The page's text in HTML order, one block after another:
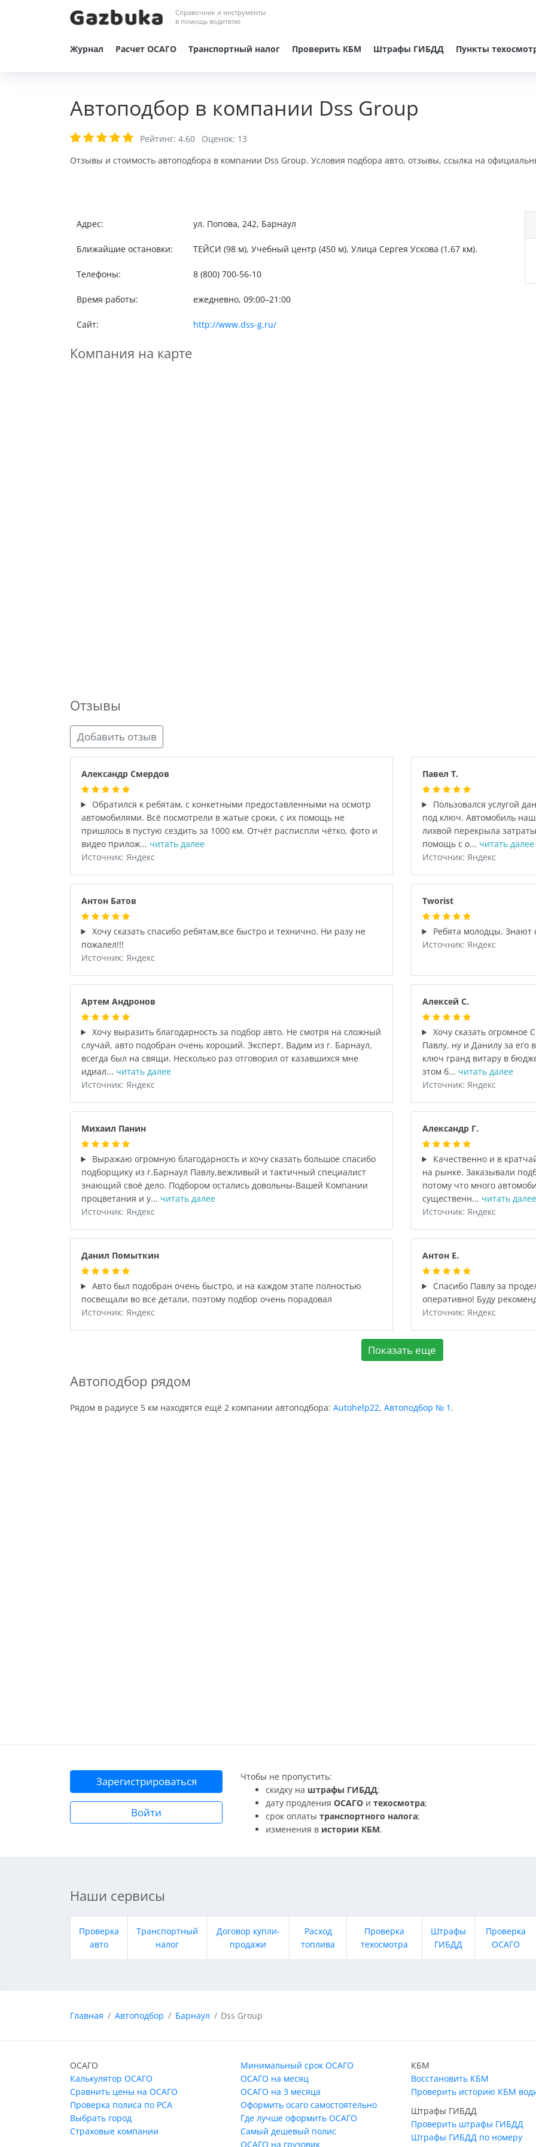
Справочник и инструменты
в помощь водителю
Журнал Расчет ОСАГО Транспортный налог Проверить КБМ Штрафы ГИБДД Пункты
Автоподбор в компании Dss Group
Рейтинг: 4.60 Оценок: 13
Отзывы и стоимость автоподбора в компании Dss Group. Условия подбора авто, отзывы, ссылка на
Адрес: ул. Попова, 242, Барнаул
Ближайшие остановки: ТЕЙСИ (98 м), Учебный центр (450 м), Улица Сергея Ускова (1,67 км).
Телефоны: 8 (800) 700-56-10
Время работы: ежедневно, 09:00–21:00
Сайт: http://www.dss-g.ru/
Компания на карте
Отзывы
Добавить отзыв
Александр Смердов
Обратился к ребятам, с конкетными предоставленными на осмотр
автомобилями. Всё посмотрели в жатые сроки, с их помощь не
пришлось в пустую сездить за 1000 км. Отчёт расписпли чётко, фото и
видео прилож... читать далее
Источник: Яндекс
Павел Т.
Пользовался услугой
под ключ. Автомобиль
лихвой перекрыла
помощь с о... читать далее
Источник: Яндекс
Антон Батов
Хочу сказать спасибо ребятам,все быстро и технично. Ни разу не
пожалел!!!
Источник: Яндекс
Tworist
Ребята молодцы. Знают
Источник: Яндекс
Артем Андронов
Хочу выразить благодарность за подбор авто. Не смотря на сложный
случай, авто подобран очень хороший. Эксперт, Вадим из г. Барнаул,
всегда был на свящи. Несколько раз отговорил от казавшихся мне
идиал... читать далее
Источник: Яндекс
Алексей С.
Хочу сказать огромное
Павлу, ну и Данилу за его
ключ гранд витару в
этом б... читать далее
Источник: Яндекс
Михаил Панин
Выражаю огромную благодарность и хочу сказать большое спасибо
подборщику из г.Барнаул Павлу,вежливый и тактичный специалист
знающий своё дело. Подбором остались довольны-Вашей Компании
процветания и у... читать далее
Источник: Яндекс
Александр Г.
Качественно и в
на рынке. Заказывали
потому что много
существенн... читать далее
Источник: Яндекс
Данил Помыткин
Авто был подобран очень быстро, и на каждом этапе полностью
посвещали во все детали, поэтому подбор очень порадовал
Источник: Яндекс
Антон Е.
Спасибо Павлу за
оперативно! Буду
Источник: Яндекс
Показать еще
Автоподбор рядом
Рядом в радиусе 5 км находятся ещё 2 компании автоподбора: Autohelp22, Автоподбор № 1 .
Зарегистрироваться
Войти
Чтобы не пропустить:
скидку на штрафы ГИБДД;
дату продления ОСАГО и техосмотра;
срок оплаты транспортного налога;
изменения в истории КБМ.
Наши сервисы
Проверка
авто
Транспортный
налог
Договор купли-
продажи
Расход
топлива
Проверка
техосмотра
Штрафы
ГИБДД
Проверка
ОСАГО
Главная Автоподбор Барнаул Dss Group
ОСАГО
Калькулятор ОСАГО
Сравнить цены на ОСАГО
Проверка полиса по РСА
Выбрать город
Страховые компании
Минимальный срок ОСАГО
ОСАГО на месяц
ОСАГО на 3 месяца
Оформить осаго самостоятельно
Где лучше оформить ОСАГО
Самый дешевый полис
ОСАГО на грузовик
КБМ
Восстановить КБМ
Проверить историю КБМ
Штрафы ГИБДД
Проверить штрафы ГИБДД
Штрафы ГИБДД по номеру